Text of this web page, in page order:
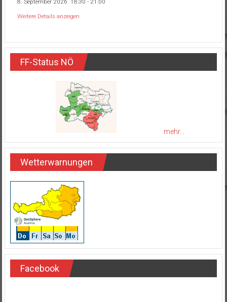
8. September 2026 18:30 - 21:00
Weitere Details anzeigen
FF-Status NÖ
mehr...
Wetterwarnungen
Facebook